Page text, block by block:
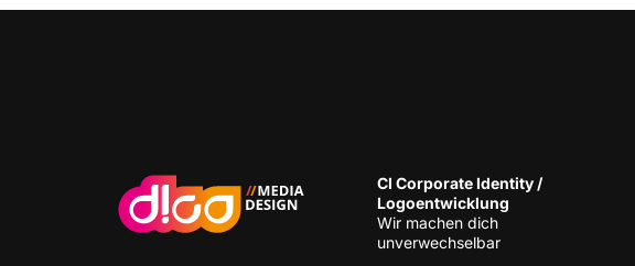
CI Cor­po­ra­te Iden­ti­ty /
Logoentwicklung
Wir machen dich
unverwechselbar